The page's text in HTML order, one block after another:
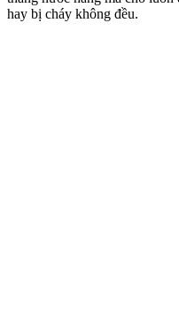
hay bị cháy không đều.